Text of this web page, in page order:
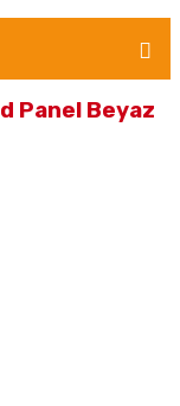
Panel Beyaz